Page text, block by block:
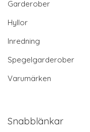
Garderober
Hyllor
Inredning
Spegelgarderober
Varumärken
Snabblänkar